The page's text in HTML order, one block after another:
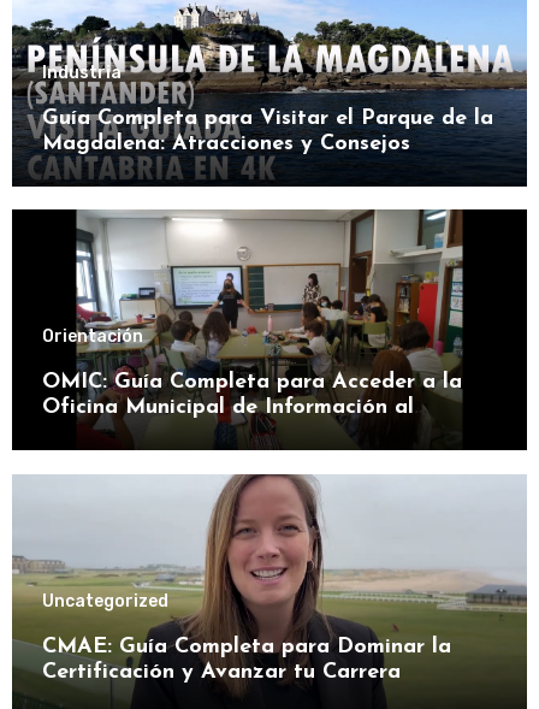
Industria
Guía Completa para Visitar el Parque de la
Magdalena: Atracciones y Consejos
Orientación
OMIC: Guía Completa para Acceder a la
Oficina Municipal de Información al
Consumidor
Uncategorized
CMAE: Guía Completa para Dominar la
Certificación y Avanzar tu Carrera